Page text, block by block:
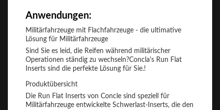
Anwendungen:
Militärfahrzeuge mit Flachfahrzeuge - die ultimative
Lösung für Militärfahrzeuge
Sind Sie es leid, die Reifen während militärischer
Operationen ständig zu wechseln?Concla's Run Flat
Inserts sind die perfekte Lösung für Sie.!
Produktübersicht
Die Run Flat Inserts von Concle sind speziell für
Militärfahrzeuge entwickelte Schwerlast-Inserts, die den